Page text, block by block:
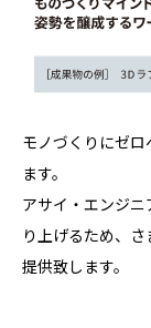
モノづくりにゼ
ます。
アサイ・エンジ
り上げるため、
提供致します。